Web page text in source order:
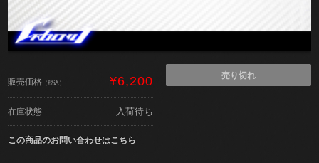
販売価格 （税込） ¥6,200
在庫状態 入荷待ち
この商品のお問い合わせはこちら
売り切れ